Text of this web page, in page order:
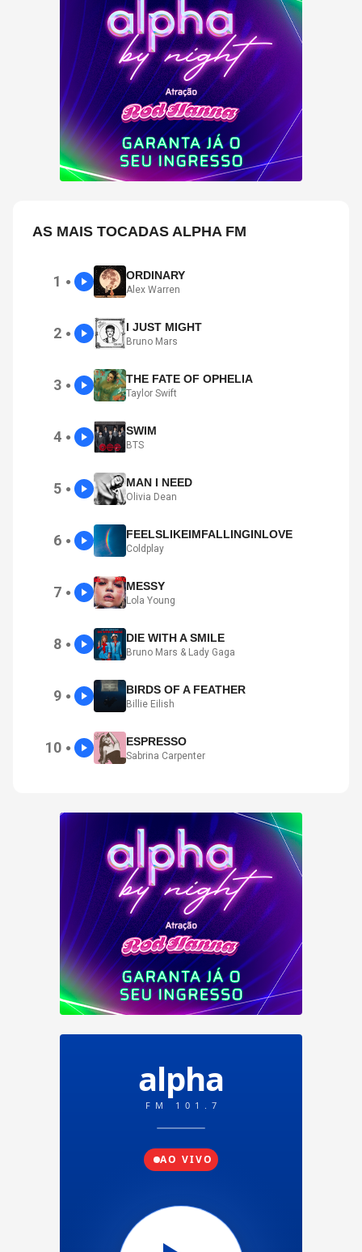
AS MAIS TOCADAS ALPHA FM
1 ● ORDINARY
Alex Warren
2 ● I JUST MIGHT
Bruno Mars
3 ● THE FATE OF OPHELIA
Taylor Swift
4 ● SWIM
BTS
5 ● MAN I NEED
Olivia Dean
6 ● FEELSLIKEIMFALLINGINLOVE
Coldplay
7 ● MESSY
Lola Young
8 ● DIE WITH A SMILE
Bruno Mars & Lady Gaga
9 ● BIRDS OF A FEATHER
Billie Eilish
10 ● ESPRESSO
Sabrina Carpenter